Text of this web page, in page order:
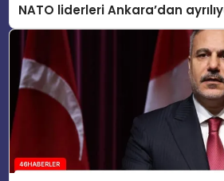
NATO liderleri Ankara’dan